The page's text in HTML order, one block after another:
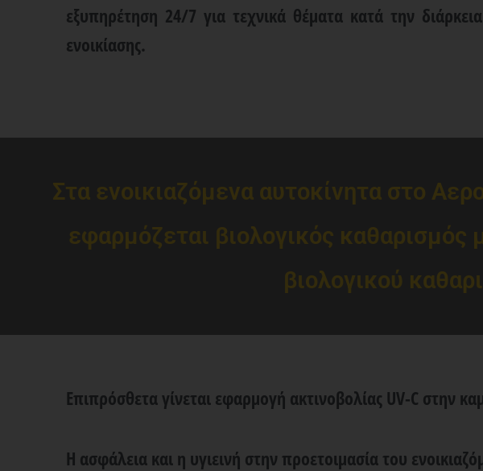
εξυπηρέτηση 24/7 για τεχνικά θέματα κατά την
ενοικίασης.
Στα ενοικιαζόμενα αυτοκίνητα στο
εφαρμόζεται βιολογικός
βιολογικού
Επιπρόσθετα γίνεται εφαρμογή ακτινοβολίας UV-C στην
Η ασφάλεια και η υγιεινή στην προετοιμασία του